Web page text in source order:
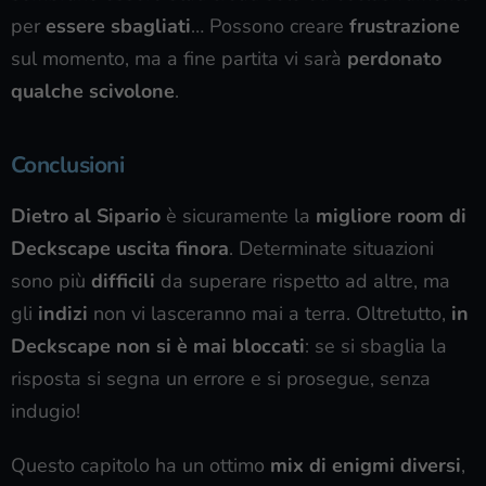
per essere sbagliati… Possono creare frustrazione
sul momento, ma a fine partita vi sarà perdonato
qualche scivolone.
Conclusioni
Dietro al Sipario è sicuramente la migliore room di
Deckscape uscita finora. Determinate situazioni
sono più difficili da superare rispetto ad altre, ma
gli indizi non vi lasceranno mai a terra. Oltretutto, in
Deckscape non si è mai bloccati: se si sbaglia la
risposta si segna un errore e si prosegue, senza
indugio!
Questo capitolo ha un ottimo mix di enigmi diversi,